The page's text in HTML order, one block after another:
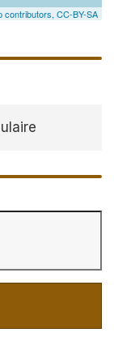
contributors, CC-BY-SA